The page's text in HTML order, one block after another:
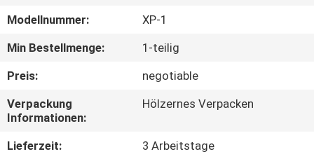
FABRIK-
AUSFLUG
QUALITÄTSKONTROLLE
TRETEN
Modellnummer:
XP-1
Min Bestellmenge:
1-teilig
Preis:
negotiable
Verpackung
Informationen:
Hölzernes Verpacken
Lieferzeit:
3 Arbeitstage